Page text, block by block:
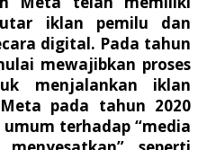
iklan pemilu dan
digital. Pada tahun
mewajibkan proses
menjalankan iklan
pada tahun 2020
terhadap “media